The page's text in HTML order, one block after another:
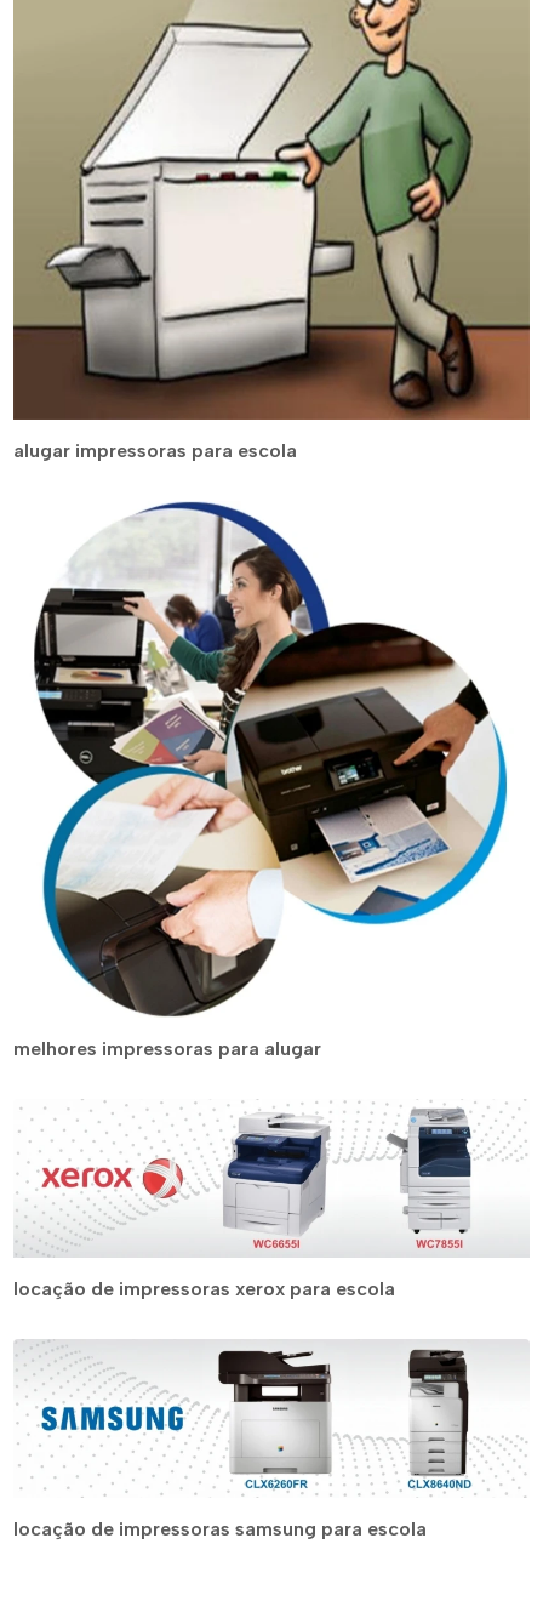
alugar impressoras para escola
melhores impressoras para alugar
locação de impressoras xerox para escola
locação de impressoras samsung para escola